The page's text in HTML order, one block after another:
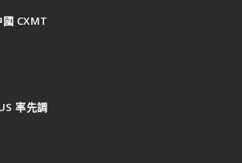
CXMT
率先調